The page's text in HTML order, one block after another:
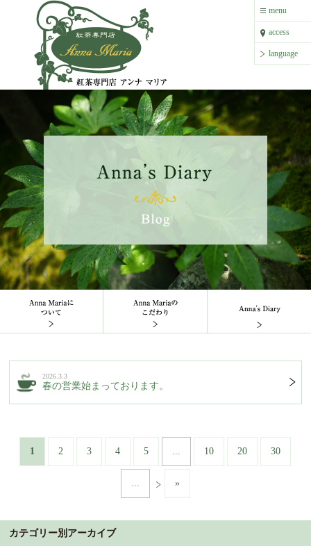
紅茶専門店 アンナ マリア
menu
menu
access
access
language
language
Anna Mariaについて Anna Mariaのこだわり
2026.3.3
春の営業始まっております。
1 2 3 4 5 ... 10 20 30
... »
カテゴリー別アーカイブ